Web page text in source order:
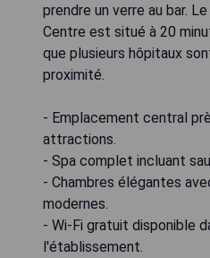
prendre un verre au bar.
Centre est situé à 20
que plusieurs hôpitaux
proximité.
- Emplacement central
attractions.
- Spa complet incluant
- Chambres élégantes
modernes.
- Wi-Fi gratuit disponible
l'établissement.